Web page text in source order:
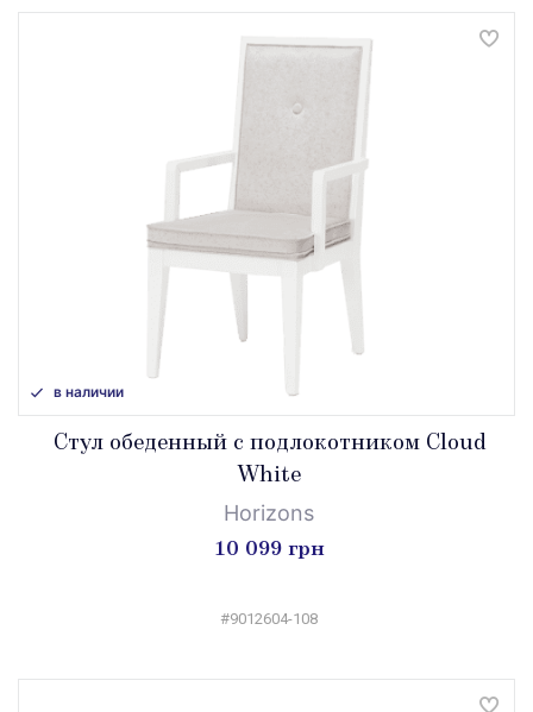
в наличии
Стул обеденный с подлокотником Cloud
White
Horizons
10 099 грн
#9012604-108